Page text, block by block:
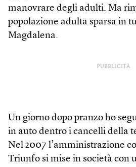
manovrare degli adulti. Ma
popolazione adulta sparsa in
Magdalena.
PUBBLICITÀ
Un giorno dopo pranzo ho
in auto dentro i cancelli della
Nel 2007 l’amministrazione
Triunfo si mise in società con